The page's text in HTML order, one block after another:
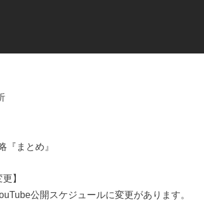
『まとめ』
】
公開スケジュールに変更があります。